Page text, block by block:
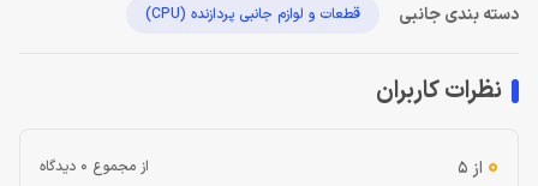
دسته بندی جانبی قطعات و لوازم جانبی پردازنده (CPU)
نظرات کاربران
0 از 5 از مجموع 0 دیدگاه